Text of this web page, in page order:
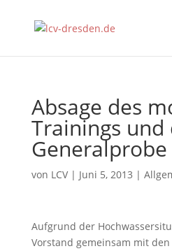
Absage des
Trainings und
Generalprobe
von LCV| Juni 5, 2013 |
Aufgrund der
Vorstand gemeinsam mit den